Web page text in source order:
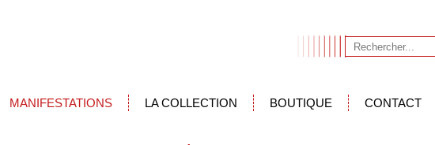
MANIFESTATIONS LA COLLECTION BOUTIQUE CONTACT